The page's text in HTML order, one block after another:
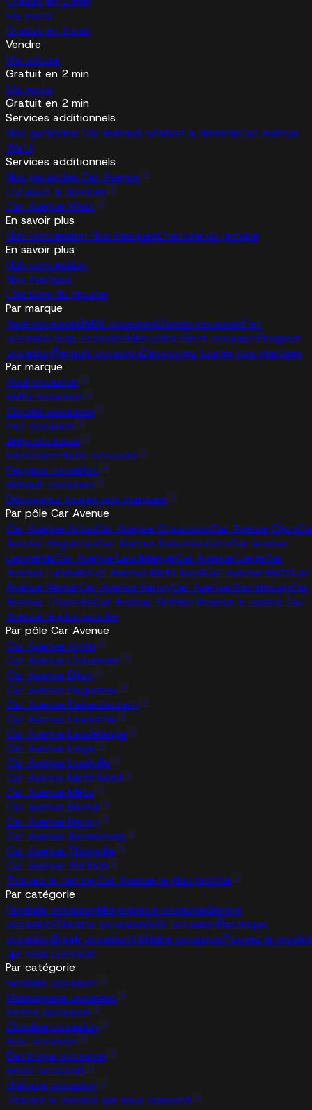
Ma moto
Gratuit en 2 min
Vendre
Ma voiture
Gratuit en 2 min
Ma moto
Gratuit en 2 min
Services additionnels
Nos garanties Car AvenueLivraison à domicileCar Avenue
Watt
Services additionnels
Nos garanties Car Avenue
Livraison à domicile
Car Avenue Watt
En savoir plus
Hub concession Nos marquesL'histoire du groupe
En savoir plus
Hub concession
Nos marques
L'histoire du groupe
Par marque
Audi occasionBMW occasionCitroën occasionFiat
occasionJeep occasionMercedes-Benz occasionPeugeot
occasionRenault occasionDécouvrez toutes nos marques
Par marque
Audi occasion
BMW occasion
Citroën occasion
Fiat occasion
Jeep occasion
Mercedes-Benz occasion
Peugeot occasion
Renault occasion
Découvrez toutes nos marques
Par pôle Car Avenue
Car Avenue ArlonCar Avenue ChaumontCar Avenue Dijon
Avenue HaguenauCar Avenue KaiserslauternCar Avenue
LesménilsCar Avenue LeudelangeCar Avenue LiegeCar
Avenue LunévilleCar Avenue Metz NordCar Avenue MetzCar
Avenue NamurCar Avenue NancyCar Avenue SarrebourgCar
Avenue ThionvilleCar Avenue WittlichTrouvez le centre Car
Avenue le plus proche
Par pôle Car Avenue
Car Avenue Arlon
Car Avenue Chaumont
Car Avenue Dijon
Car Avenue Haguenau
Car Avenue Kaiserslautern
Car Avenue Lesménils
Car Avenue Leudelange
Car Avenue Liege
Car Avenue Lunéville
Car Avenue Metz Nord
Car Avenue Metz
Car Avenue Namur
Car Avenue Nancy
Car Avenue Sarrebourg
Car Avenue Thionville
Car Avenue Wittlich
Trouvez le centre Car Avenue le plus proche
Par catégorie
Familiale occasionMonospace occasionBerline
occasionCitadine occasionSUV occasionÉlectrique
occasionBreak occasionUtilitaire occasionTrouvez le
qui vous convient
Par catégorie
Familiale occasion
Monospace occasion
Berline occasion
Citadine occasion
SUV occasion
Électrique occasion
Break occasion
Utilitaire occasion
Trouvez le modèle qui vous convient